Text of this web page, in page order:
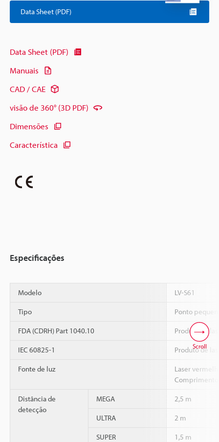
Data Sheet (PDF)
Data Sheet (PDF)
Manuais
CAD / CAE
visão de 360° (3D PDF)
Dimensões
Característica
Especificações
Modelo LV-S61
Tipo Ponto
FDA (CDRH) Part 1040.10 Produto de
IEC 60825-1 Produto de
Fonte de luz
Laser
Comprimento
Distância de
detecção
MEGA 2,5 m
ULTRA 2 m
SUPER 1,5 m
Scroll